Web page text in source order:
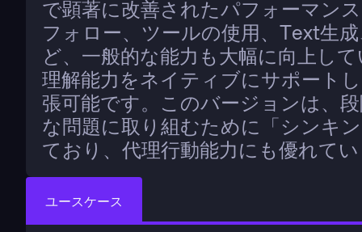
で顕著に改善されたパフォーマン
フォロー、ツールの使用、Text生
ど、一般的な能力も大幅に向上し
理解能力をネイティブにサポート
張可能です。このバージョンは、
な問題に取り組むために「シンキ
ており、代理行動能力にも優れて
ユースケース